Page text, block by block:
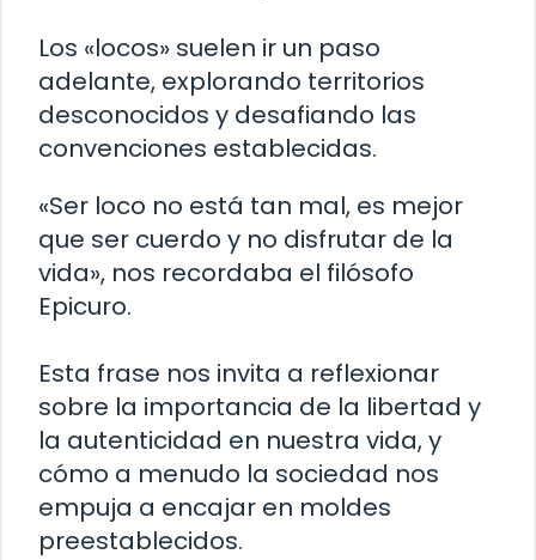
Los «locos» suelen ir un paso
adelante, explorando territorios
desconocidos y desafiando las
convenciones establecidas.
«Ser loco no está tan mal, es mejor
que ser cuerdo y no disfrutar de la
vida», nos recordaba el filósofo
Epicuro.
Esta frase nos invita a reflexionar
sobre la importancia de la libertad y
la autenticidad en nuestra vida, y
cómo a menudo la sociedad nos
empuja a encajar en moldes
preestablecidos.